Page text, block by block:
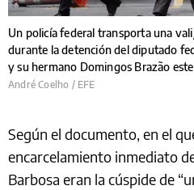
Un policía federal transporta una
durante la detención del diputado
y su hermano Domingos Brazão
André Coelho / EFE
Según el documento, en el
encarcelamiento inmediato
Barbosa eran la cúspide de